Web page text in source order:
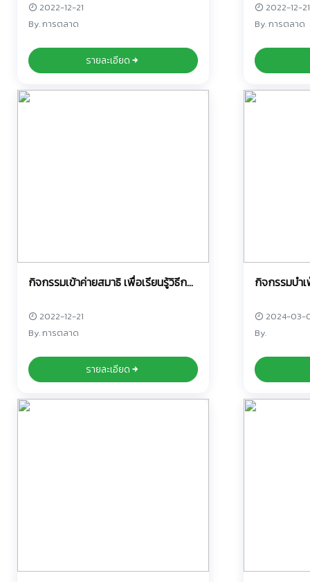
2022-12-21
By. การตลาด
รายละเอียด
2022-12-21
By. การตลาด
กิจกรรมเข้าค่ายสมาธิ เพื่อเรียนรู้วิธีการ
2022-12-21
By. การตลาด
รายละเอียด
กิจกรรมบำ
2024-03-
By.